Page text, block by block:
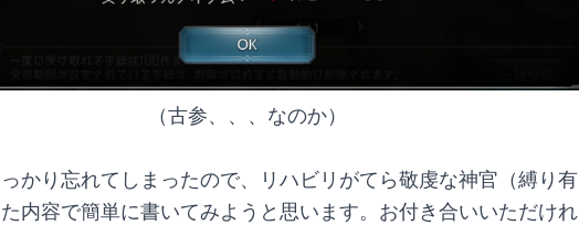
（古参、、、なのか）
かり忘れてしまったので、リハビリがてら敬虔な神官（縛り有
内容で簡単に書いてみようと思います。お付き合いいただけれ